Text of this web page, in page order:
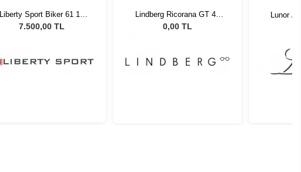
Liberty Sport Biker 61 17
130 CS #5
7.500,00 TL
Lindberg Ricorana GT 42
145
0,00 TL
Lunor